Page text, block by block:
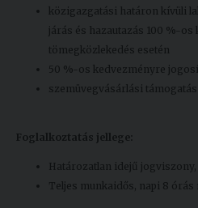
közigazgatási határon kívüli
járás és hazautazás 100 %-
tömegközlekedés esetén
50 %-os kedvezményre
szemüvegvásárlási támogatás
Foglalkoztatás jellege:
Határozatlan idejű
Teljes munkaidős, napi 8 órás